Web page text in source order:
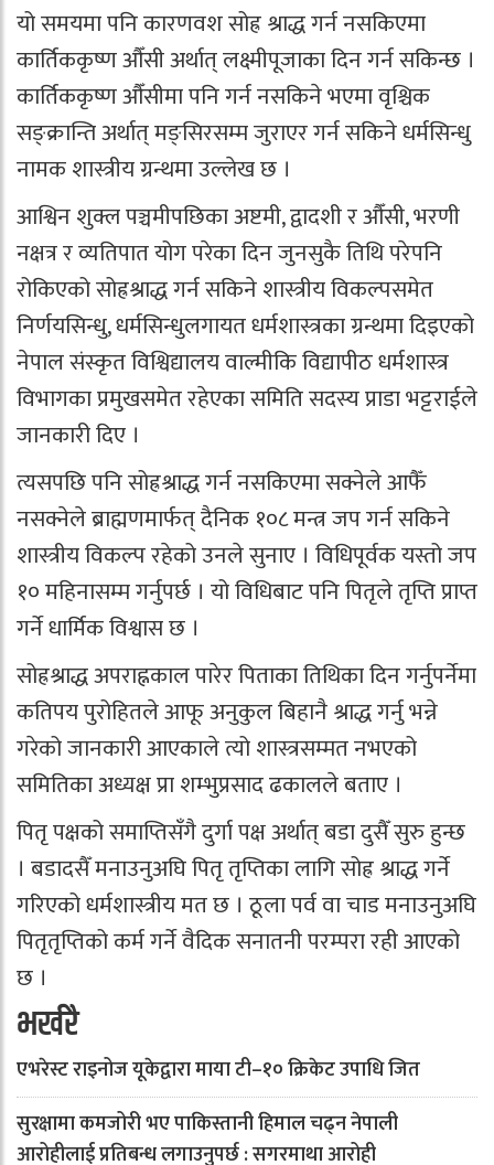
यो समयमा पनि कारणवश सोह्र श्राद्ध गर्न नसकिएमा
कार्तिककृष्ण औँसी अर्थात् लक्ष्मीपूजाका दिन गर्न सकिन्छ ।
कार्तिककृष्ण औँसीमा पनि गर्न नसकिने भएमा वृश्चिक
सङ्क्रान्ति अर्थात् मङ्सिरसम्म जुराएर गर्न सकिने धर्मसिन्धु
नामक शास्त्रीय ग्रन्थमा उल्लेख छ ।
आश्विन शुक्ल पञ्चमीपछिका अष्टमी, द्वादशी र औँसी, भरणी
नक्षत्र र व्यतिपात योग परेका दिन जुनसुकै तिथि परेपनि
रोकिएको सोह्रश्राद्ध गर्न सकिने शास्त्रीय विकल्पसमेत
निर्णयसिन्धु, धर्मसिन्धुलगायत धर्मशास्त्रका ग्रन्थमा दिइएको
नेपाल संस्कृत विश्विद्यालय वाल्मीकि विद्यापीठ धर्मशास्त्र
विभागका प्रमुखसमेत रहेएका समिति सदस्य प्राडा भट्टराईले
जानकारी दिए ।
त्यसपछि पनि सोह्रश्राद्ध गर्न नसकिएमा सक्नेले आफैँ
नसक्नेले ब्राह्मणमार्फत् दैनिक १०८ मन्त्र जप गर्न सकिने
शास्त्रीय विकल्प रहेको उनले सुनाए । विधिपूर्वक यस्तो जप
१० महिनासम्म गर्नुपर्छ । यो विधिबाट पनि पितृले तृप्ति प्राप्त
गर्ने धार्मिक विश्वास छ ।
सोह्रश्राद्ध अपराह्नकाल पारेर पिताका तिथिका दिन गर्नुपर्नेमा
कतिपय पुरोहितले आफू अनुकुल बिहानै श्राद्ध गर्नु भन्ने
गरेको जानकारी आएकाले त्यो शास्त्रसम्मत नभएको
समितिका अध्यक्ष प्रा शम्भुप्रसाद ढकालले बताए ।
पितृ पक्षको समाप्तिसँगै दुर्गा पक्ष अर्थात् बडा दुसैँ सुरु हुन्छ
। बडादसैँ मनाउनुअघि पितृ तृप्तिका लागि सोह्र श्राद्ध गर्ने
गरिएको धर्मशास्त्रीय मत छ । ठूला पर्व वा चाड मनाउनुअघि
पितृतृप्तिको कर्म गर्ने वैदिक सनातनी परम्परा रही आएको
छ ।
भर्खरै
एभरेस्ट राइनोज यूकेद्वारा माया टी–१० क्रिकेट उपाधि जित
सुरक्षामा कमजोरी भए पाकिस्तानी हिमाल चढ्न नेपाली
आरोहीलाई प्रतिबन्ध लगाउनुपर्छ : सगरमाथा आरोही